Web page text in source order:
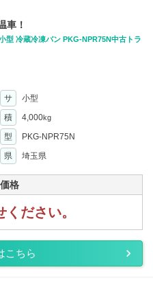
車！
型 冷蔵冷凍バン PKG-NPR75N中古トラ
サ
小型
積 4,000kg
型
PKG-NPR75N
県 埼玉県
格
ださい。
こちら